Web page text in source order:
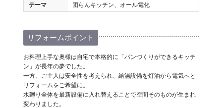
テーマ
団らんキッチン、オール電化
リフォームポイント
お料理上手な奥様は自宅で本格的に「パンづくりができるキッチ
ン」が長年の夢でした。
一方、ご主人は安全性を考えられ、給湯設備を灯油から電気へと
リフォームをご希望に。
水廻り全体を最新設備に入れ替えることで空間そのものが生まれ
変わりました。